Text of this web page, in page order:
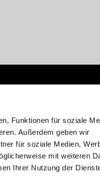
Funktionen für soziale
Außerdem geben wir
für soziale Medien,
mit weiteren
Ihrer Nutzung der